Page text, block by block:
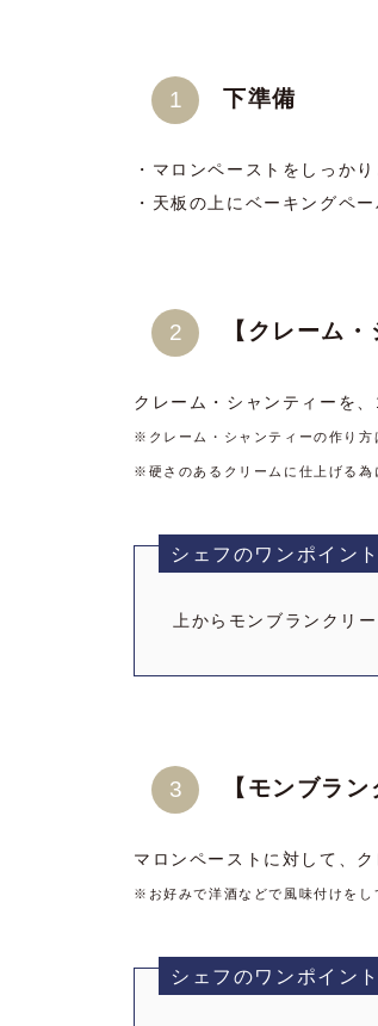
下準備
・マロンペーストをしっか
・天板の上にベーキングペ
【クレーム
クレーム・シャンティーを
※クレーム・シャンティーの作り方
※硬さのあるクリームに仕上げる為
シェフのワンポイント
上からモンブランクリ
【モンブラン
マロンペーストに対して、
※お好みで洋酒などで風味付けをし
シェフのワンポイント